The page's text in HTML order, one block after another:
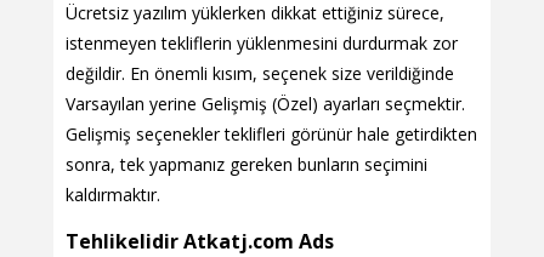
Ücretsiz yazılım yüklerken dikkat ettiğiniz sürece,
istenmeyen tekliflerin yüklenmesini durdurmak zor
değildir. En önemli kısım, seçenek size verildiğinde
Varsayılan yerine Gelişmiş (Özel) ayarları seçmektir.
Gelişmiş seçenekler teklifleri görünür hale getirdikten
sonra, tek yapmanız gereken bunların seçimini
kaldırmaktır.
Tehlikelidir Atkatj.com Ads